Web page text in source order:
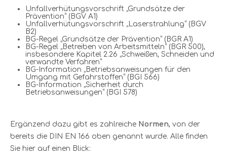
Unfallverhütungsvorschrift „Grundsätze der
Prävention“ (BGV A1)
Unfallverhütungsvorschrift „Laserstrahlung“ (BGV
B2)
BG-Regel „Grundsätze der Prävention“ (BGR A1)
BG-Regel „Betreiben von Arbeitsmitteln“ (BGR 500),
insbesondere Kapitel 2.26 „Schweißen, Schneiden und
verwandte Verfahren“
BG-Information „Betriebsanweisungen für den
Umgang mit Gefahrstoffen“ (BGI 566)
BG-Information „Sicherheit durch
Betriebsanweisungen“ (BGI 578)
Ergänzend dazu gibt es zahlreiche Normen, von der
bereits die DIN EN 166 oben genannt wurde. Alle finden
Sie hier auf einen Blick: